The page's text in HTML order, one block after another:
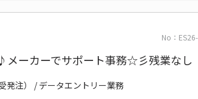
No：
メーカーでサポート事務☆彡残業なし
発注） / データエントリー業務